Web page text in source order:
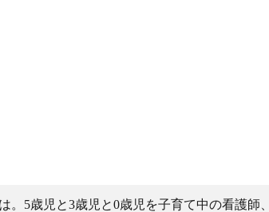
。5歳児と3歳児と0歳児を子育て中の看護師